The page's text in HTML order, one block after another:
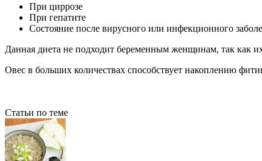
При циррозе
При гепатите
Состояние после вирусного или инфекционного
Данная диета не подходит беременным женщинам, так как
Овес в больших количествах способствует накоплению
Статьи по теме